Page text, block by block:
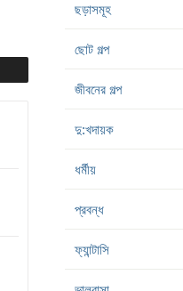
ছড়াসমূহ
ছোট গল্প
জীবনের গল্প
দু:খদায়ক
ধর্মীয়
প্রবন্ধ
ফ্যান্টাসি